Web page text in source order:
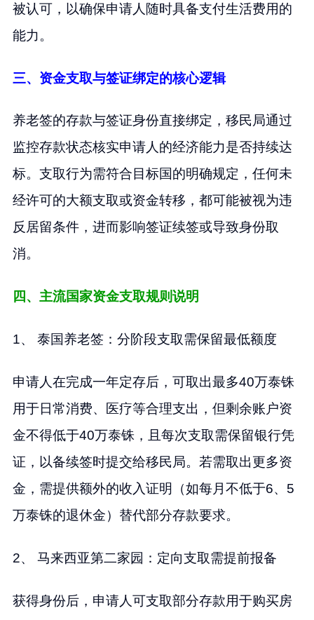
被认可，以确保申请人随时具备支付生活费用的
能力。
三、资金支取与签证绑定的核心逻辑
养老签的存款与签证身份直接绑定，移民局通过
监控存款状态核实申请人的经济能力是否持续达
标。支取行为需符合目标国的明确规定，任何未
经许可的大额支取或资金转移，都可能被视为违
反居留条件，进而影响签证续签或导致身份取
消。
四、主流国家资金支取规则说明
1、 泰国养老签：分阶段支取需保留最低额度
申请人在完成一年定存后，可取出最多40万泰铢
用于日常消费、医疗等合理支出，但剩余账户资
金不得低于40万泰铢，且每次支取需保留银行凭
证，以备续签时提交给移民局。若需取出更多资
金，需提供额外的收入证明（如每月不低于6、5
万泰铢的退休金）替代部分存款要求。
2、 马来西亚第二家园：定向支取需提前报备
获得身份后，申请人可支取部分存款用于购买房